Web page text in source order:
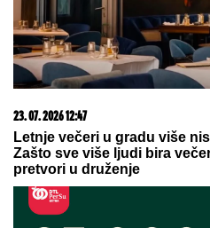
ESTRADNI RAT
stiže na direktno
umešati i ONA?